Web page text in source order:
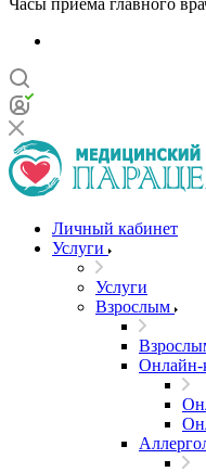
Часы приема главного
Личный кабинет
Услуги
Услуги
Взрослым
Онлайн-